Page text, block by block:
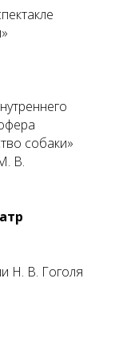
собаки»
В.
Н. В. Гоголя